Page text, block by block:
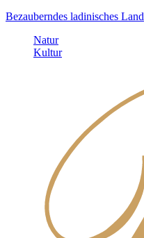
Bezauberndes ladinisches Land
Natur
Kultur